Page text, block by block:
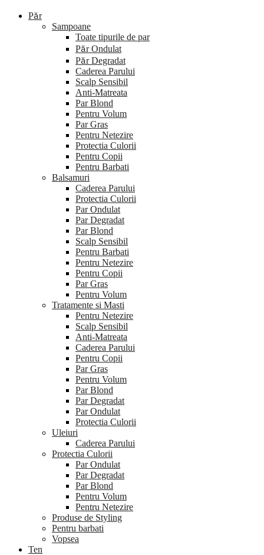
Păr
Sampoane
Toate tipurile de par
Păr Ondulat
Păr Degradat
Caderea Parului
Scalp Sensibil
Anti-Matreata
Par Blond
Pentru Volum
Par Gras
Pentru Netezire
Protectia Culorii
Pentru Copii
Pentru Barbati
Balsamuri
Caderea Parului
Protectia Culorii
Par Ondulat
Par Degradat
Par Blond
Scalp Sensibil
Pentru Barbati
Pentru Netezire
Pentru Copii
Par Gras
Pentru Volum
Tratamente si Masti
Pentru Netezire
Scalp Sensibil
Anti-Matreata
Caderea Parului
Pentru Copii
Par Gras
Pentru Volum
Par Blond
Par Degradat
Par Ondulat
Protectia Culorii
Uleiuri
Caderea Parului
Protectia Culorii
Par Ondulat
Par Degradat
Par Blond
Pentru Volum
Pentru Netezire
Produse de Styling
Pentru barbati
Vopsea
Ten